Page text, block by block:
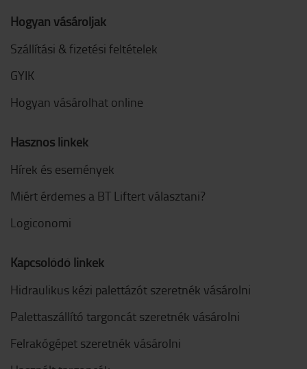
Hogyan vásároljak
Szállítási & fizetési feltételek
GYIK
Hogyan vásárolhat online
Hasznos linkek
Hírek és események
Miért érdemes a BT Liftert választani?
Logiconomi
Kapcsolódó linkek
Hidraulikus kézi palettázót szeretnék vásárolni
Palettaszállító targoncát szeretnék vásárolni
Felrakógépet szeretnék vásárolni